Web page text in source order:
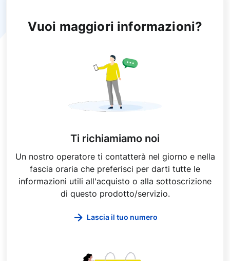
Vuoi maggiori informazioni?
Ti richiamiamo noi
Un nostro operatore ti contatterà nel giorno e nella
fascia oraria che preferisci per darti tutte le
informazioni utili all'acquisto o alla sottoscrizione
di questo prodotto/servizio.
Lascia il tuo numero